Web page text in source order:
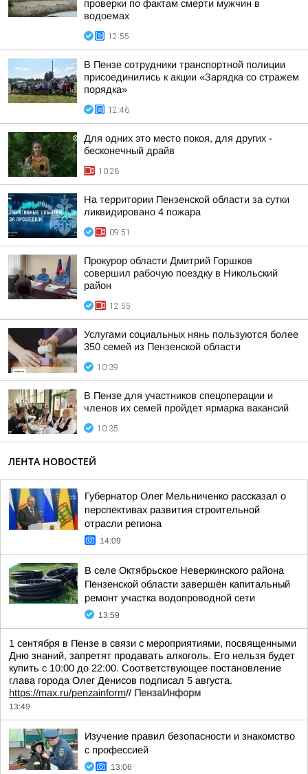
проверки по фактам смерти мужчин в
водоемах
12:55
В Пензе сотрудники транспортной полиции
присоединились к акции «Зарядка со стражем
порядка»
12:46
Для одних это место покоя, для других -
бесконечный драйв
10:28
На территории Пензенской области за сутки
ликвидировано 4 пожара
09:51
Прокурор области Дмитрий Горшков
совершил рабочую поездку в Никольский
район
12:55
Услугами социальных нянь пользуются более
350 семей из Пензенской области
10:39
В Пензе для участников спецоперации и
членов их семей пройдет ярмарка вакансий
10:35
ЛЕНТА НОВОСТЕЙ
Губернатор Олег Мельниченко рассказал о
перспективах развития строительной
отрасли региона
14:09
В селе Октябрьское Неверкинского района
Пензенской области завершён капитальный
ремонт участка водопроводной сети
13:59
1 сентября в Пензе в связи с мероприятиями, посвященными
Дню знаний, запретят продавать алкоголь. Его нельзя будет
купить с 10:00 до 22:00. Соответствующее постановление
глава города Олег Денисов подписал 5 августа.
https://max.ru/penzainform// ПензаИнформ
13:49
Изучение правил безопасности и знакомство
с профессией
13:06